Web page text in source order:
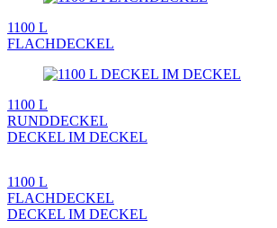
1100 L
FLACHDECKEL
1100 L
RUNDDECKEL
DECKEL IM DECKEL
1100 L
FLACHDECKEL
DECKEL IM DECKEL